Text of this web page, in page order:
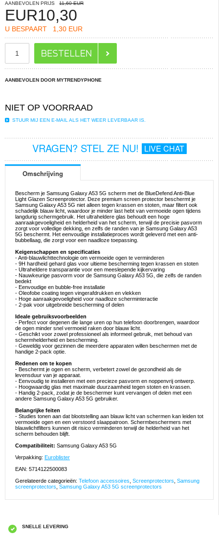
AANBEVOLEN PRIJS 11,60 EUR
EUR10,30
U BESPAART 1,30 EUR
AANBEVOLEN DOOR MYTRENDYPHONE
NIET OP VOORRAAD
STUUR MIJ EEN E-MAIL ALS HET WEER LEVERBAAR IS.
VRAGEN? STEL ZE NU! LIVE CHAT
Omschrijving
Bescherm je Samsung Galaxy A53 5G scherm met de BlueDefend Anti-Blue
Light Glazen Screenprotector. Deze premium screen protector beschermt je
Samsung Galaxy A53 5G niet alleen tegen krassen en stoten, maar filtert ook
schadelijk blauw licht, waardoor je minder last hebt van vermoeide ogen tijdens
langdurig schermgebruik. Het ultraheldere glas behoudt een hoge
aanraakgevoeligheid en helderheid van het scherm, terwijl de precisie pasvorm
zorgt voor volledige dekking, en zelfs de randen van je Samsung Galaxy A53
5G beschermt. Het eenvoudige installatieproces wordt geleverd met een anti-
bubbellaag, die zorgt voor een naadloze toepassing.
Keigenschappen en specificaties
- Anti-blauwlichttechnologie om vermoeide ogen te verminderen
- 9H hardheid gehard glas voor ultieme bescherming tegen krassen en stoten
- Ultraheldere transparantie voor een meeslepende kijkervaring
- Nauwkeurige pasvorm voor de Samsung Galaxy A53 5G, die zelfs de randen
bedekt
- Eenvoudige en bubble-free installatie
- Oleofobe coating tegen vingerafdrukken en vlekken
- Hoge aanraakgevoeligheid voor naadloze scherminteractie
- 2-pak voor uitgebreide bescherming of delen
Ideale gebruiksvoorbeelden
- Perfect voor degenen die lange uren op hun telefoon doorbrengen, waardoor
de ogen minder snel vermoeid raken door blauw licht.
- Geschikt voor zowel professioneel als informeel gebruik, met behoud van
schermhelderheid en bescherming.
- Geweldig voor gezinnen die meerdere apparaten willen beschermen met de
handige 2-pack optie.
Redenen om te kopen
- Beschermt je ogen en scherm, verbetert zowel de gezondheid als de
levensduur van je apparaat.
- Eenvoudig te installeren met een precieze pasvorm en noppenvrij ontwerp.
- Hoogwaardig glas met maximale duurzaamheid tegen stoten en krassen.
- Handig 2-pack, zodat je de beschermer kunt vervangen of delen met een
andere Samsung Galaxy A53 5G gebruiker.
Belangrijke feiten
- Studies tonen aan dat blootstelling aan blauw licht van schermen kan leiden tot
vermoeide ogen en een verstoord slaappatroon. Schermbeschermers met
blauwlichtfilters kunnen dit risico verminderen terwijl de helderheid van het
scherm behouden blijft.
Compatibiliteit: Samsung Galaxy A53 5G
Verpakking: Euroblister
EAN: 5714122500083
Gerelateerde categorieën: Telefoon accessoires Screenprotectors Samsung
screenprotectors Samsung Galaxy A53 5G screenprotectors
SNELLE LEVERING